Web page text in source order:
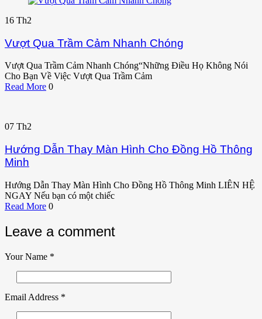
16 Th2
Vượt Qua Trầm Cảm Nhanh Chóng
Vượt Qua Trầm Cảm Nhanh Chóng“Những Điều Họ Không Nói
Cho Bạn Về Việc Vượt Qua Trầm Cảm
Read More 0
07 Th2
Hướng Dẫn Thay Màn Hình Cho Đồng Hồ Thông
Minh
Hướng Dẫn Thay Màn Hình Cho Đồng Hồ Thông Minh LIÊN HỆ
NGAY Nếu bạn có một chiếc
Read More 0
Leave a comment
Your Name *
Email Address *